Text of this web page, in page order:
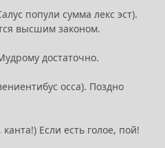
попули сумма лекс эст).
высшим законом.
достаточно.
осса). Поздно
Если есть голое, пой!